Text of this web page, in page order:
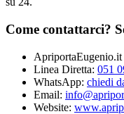
Come contattarci?
ApriportaEugenio.it
Linea Diretta: 051
WhatsApp: chiedi
Email:
Website: